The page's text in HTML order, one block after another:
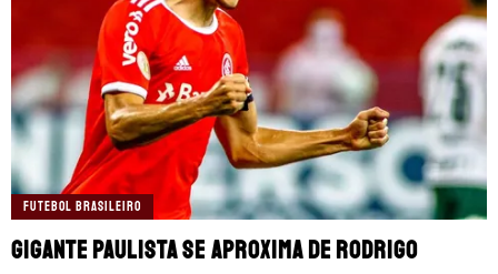
FUTEBOL BRASILEIRO
Gigante paulista se aproxima de Rodrigo